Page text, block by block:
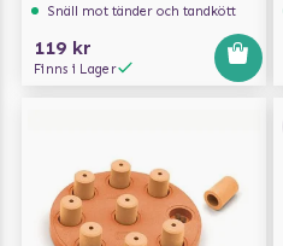
Snäll mot tänder och tandkött
119 kr
Finns i Lager